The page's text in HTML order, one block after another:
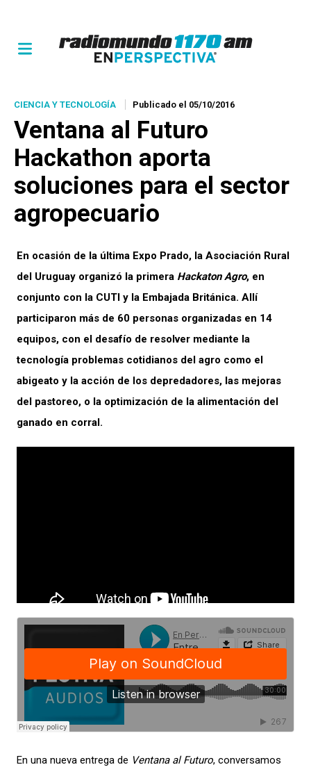
CIENCIA Y TECNOLOGÍA Publicado el 05/10/2016
Ventana al Futuro
Hackathon aporta
soluciones para el sector
agropecuario
En ocasión de la última Expo Prado, la Asociación Rural
del Uruguay organizó la primera Hackaton Agro, en
conjunto con la CUTI y la Embajada Británica. Allí
participaron más de 60 personas organizadas en 14
equipos, con el desafío de resolver mediante la
tecnología problemas cotidianos del agro como el
abigeato y la acción de los depredadores, las mejoras
del pastoreo, o la optimización de la alimentación del
ganado en corral.
En una nueva entrega de Ventana al Futuro, conversamos